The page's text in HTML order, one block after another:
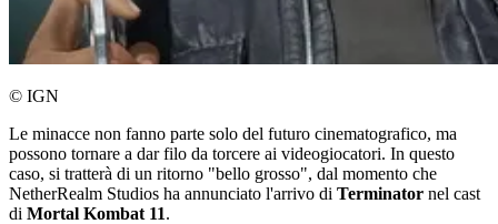
© IGN
Le minacce non fanno parte solo del futuro cinematografico, ma
possono tornare a dar filo da torcere ai videogiocatori. In questo
caso, si tratterà di un ritorno "bello grosso", dal momento che
NetherRealm Studios ha annunciato l'arrivo di Terminator nel cast
di Mortal Kombat 11.